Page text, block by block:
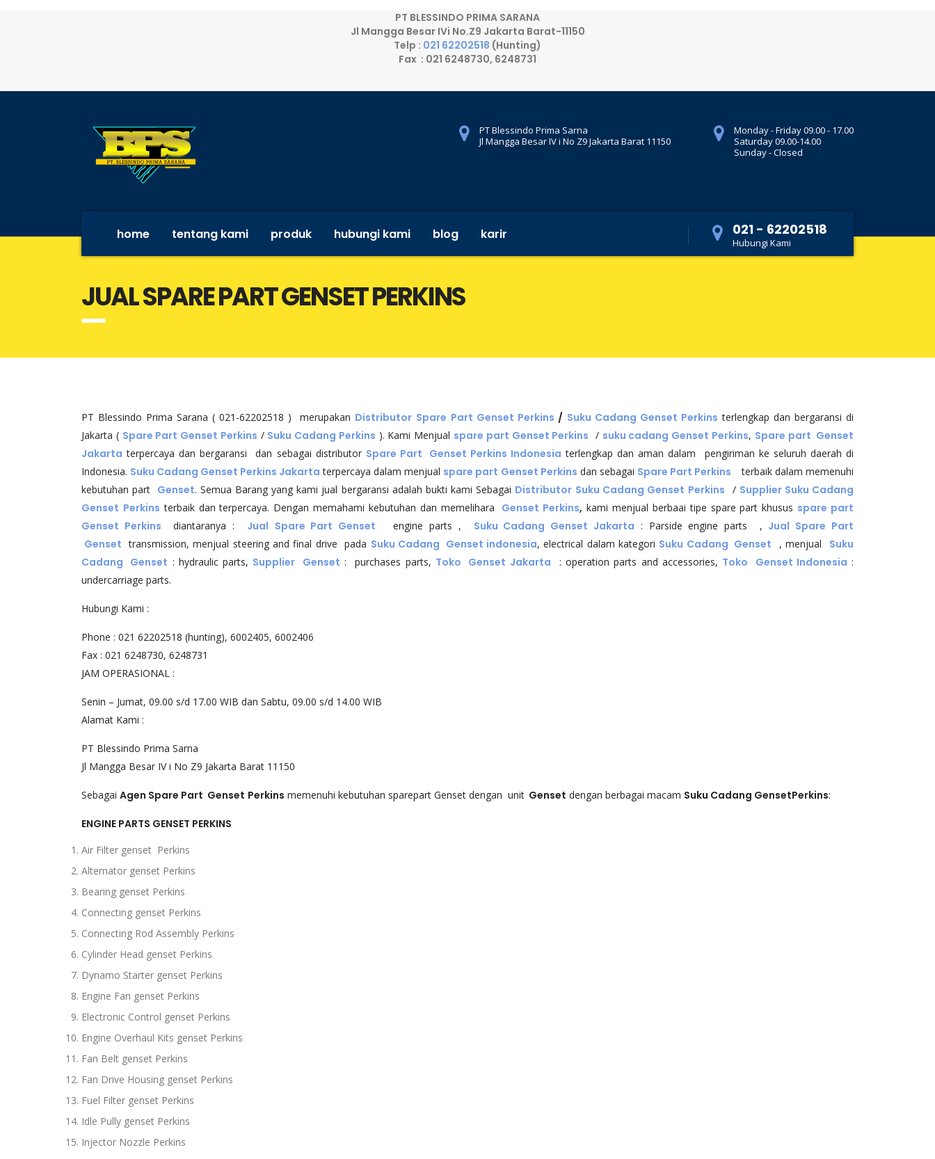
PT BLESSINDO PRIMA SARANA
Jl Mangga Besar IVi No.Z9 Jakarta Barat-11150
Telp : 021 62202518 (Hunting)
Fax : 021 6248730, 6248731
Monday - Friday 09.00 - 17.00
Saturday 09.00-14.00
Sunday - Closed
PT Blessindo Prima Sarna
Jl Mangga Besar IV i No Z9 Jakarta Barat 11150
home tentang kami produk hubungi kami blog karir 021 - 62202518
Hubungi Kami
JUAL SPARE PART GENSET PERKINS
PT Blessindo Prima Sarana ( 021-62202518 ) merupakan Distributor Spare Part Genset Perkins / Suku Cadang Genset Perkins terlengkap dan bergaransi di
Jakarta ( Spare Part Genset Perkins / Suku Cadang Perkins ). Kami Menjual spare part Genset Perkins / suku cadang Genset Perkins, Spare part Genset
Jakarta terpercaya dan bergaransi dan sebagai distributor Spare Part Genset Perkins Indonesia terlengkap dan aman dalam pengiriman ke seluruh daerah di
Indonesia. Suku Cadang Genset Perkins Jakarta terpercaya dalam menjual spare part Genset Perkins dan sebagai Spare Part Perkins
terbaik dalam memenuhi
kebutuhan part Genset. Semua Barang yang kami jual bergaransi adalah bukti kami Sebagai Distributor Suku Cadang Genset Perkins / Supplier Suku Cadang
Genset Perkins terbaik dan terpercaya. Dengan memahami kebutuhan dan memelihara Genset Perkins, kami menjual berbaai tipe spare part khusus spare part
Genset Perkins diantaranya : Jual Spare Part Genset engine parts , Suku Cadang Genset Jakarta : Parside engine parts , Jual Spare Part
Genset transmission, menjual steering and final drive pada Suku Cadang Genset indonesia, electrical dalam kategori Suku Cadang Genset , menjual Suku
Cadang Genset : hydraulic parts, Supplier Genset : purchases parts, Toko Genset Jakarta : operation parts and accessories, Toko Genset Indonesia :
undercarriage parts.
Hubungi Kami :
Phone : 021 62202518 (hunting), 6002405, 6002406
Fax : 021 6248730, 6248731
JAM OPERASIONAL :
Senin – Jumat, 09.00 s/d 17.00 WIB dan Sabtu, 09.00 s/d 14.00 WIB
Alamat Kami :
PT Blessindo Prima Sarna
Jl Mangga Besar IV i No Z9 Jakarta Barat 11150
Sebagai Agen Spare Part Genset Perkins memenuhi kebutuhan sparepart Genset dengan unit Genset dengan berbagai macam Suku Cadang GensetPerkins:
ENGINE PARTS GENSET PERKINS
Air Filter genset Perkins
Alternator genset Perkins
Bearing genset Perkins
Connecting genset Perkins
Connecting Rod Assembly Perkins
Cylinder Head genset Perkins
Dynamo Starter genset Perkins
Engine Fan genset Perkins
Electronic Control genset Perkins
Engine Overhaul Kits genset Perkins
Fan Belt genset Perkins
Fan Drive Housing genset Perkins
Fuel Filter genset Perkins
Idle Pully genset Perkins
Injector Nozzle Perkins